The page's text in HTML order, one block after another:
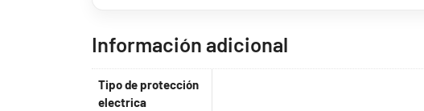
Información adicional
Tipo de protección
electrica